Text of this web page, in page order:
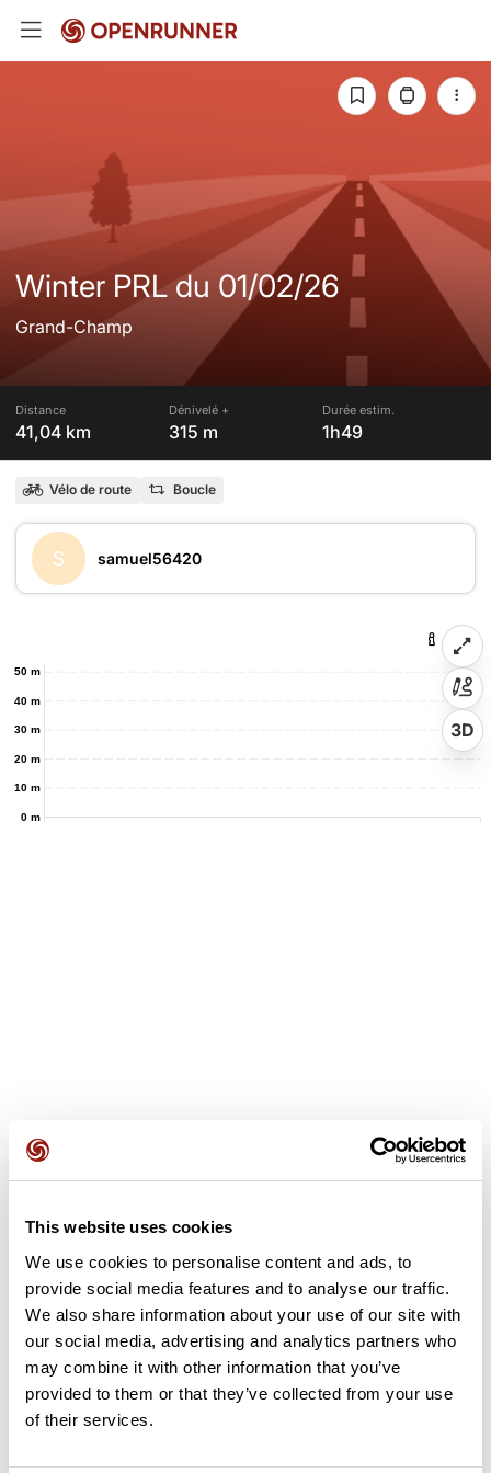
This website uses cookies
We use cookies to personalise content and ads, to
provide social media features and to analyse our traffic.
We also share information about your use of our site with
our social media, advertising and analytics partners who
may combine it with other information that you’ve
provided to them or that they’ve collected from your use
of their services.
Winter PRL du 01/02/26
Grand-Champ
Distance
41,04 km
Dénivelé +
315 m
Durée estim.
1h49
Vélo de route Boucle
S samuel56420
0 m
10 m
20 m
30 m
40 m
50 m
3D
Ajouter un avis
Découvrez ce parcours de vélo de 41 km à proximité de Grand-